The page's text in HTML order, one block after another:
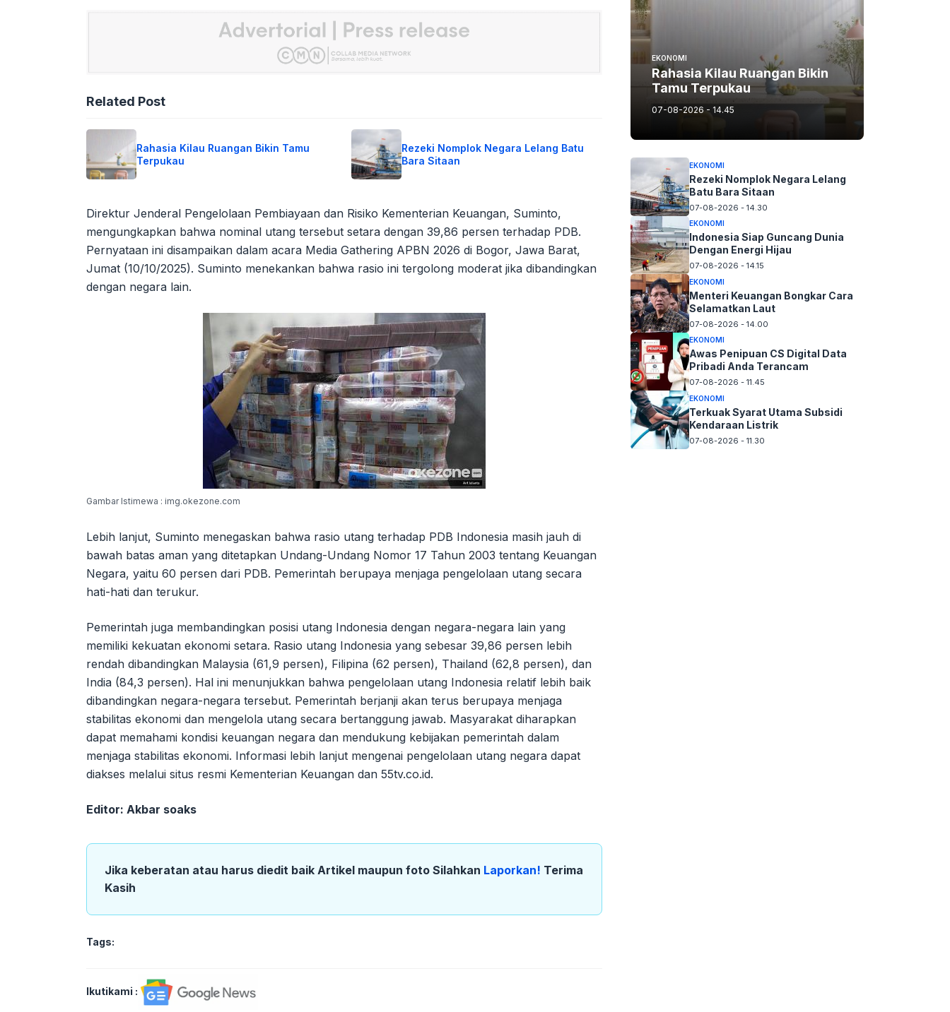
Related Post
Rahasia Kilau Ruangan Bikin Tamu
Terpukau
Rezeki Nomplok Negara Lelang Batu
Bara Sitaan
Direktur Jenderal Pengelolaan Pembiayaan dan Risiko Kementerian Keuangan, Suminto,
mengungkapkan bahwa nominal utang tersebut setara dengan 39,86 persen terhadap PDB.
Pernyataan ini disampaikan dalam acara Media Gathering APBN 2026 di Bogor, Jawa Barat,
Jumat (10/10/2025). Suminto menekankan bahwa rasio ini tergolong moderat jika dibandingkan
dengan negara lain.
Gambar Istimewa : img.okezone.com
Lebih lanjut, Suminto menegaskan bahwa rasio utang terhadap PDB Indonesia masih jauh di
bawah batas aman yang ditetapkan Undang-Undang Nomor 17 Tahun 2003 tentang Keuangan
Negara, yaitu 60 persen dari PDB. Pemerintah berupaya menjaga pengelolaan utang secara
hati-hati dan terukur.
Pemerintah juga membandingkan posisi utang Indonesia dengan negara-negara lain yang
memiliki kekuatan ekonomi setara. Rasio utang Indonesia yang sebesar 39,86 persen lebih
rendah dibandingkan Malaysia (61,9 persen), Filipina (62 persen), Thailand (62,8 persen), dan
India (84,3 persen). Hal ini menunjukkan bahwa pengelolaan utang Indonesia relatif lebih baik
dibandingkan negara-negara tersebut. Pemerintah berjanji akan terus berupaya menjaga
stabilitas ekonomi dan mengelola utang secara bertanggung jawab. Masyarakat diharapkan
dapat memahami kondisi keuangan negara dan mendukung kebijakan pemerintah dalam
menjaga stabilitas ekonomi. Informasi lebih lanjut mengenai pengelolaan utang negara dapat
diakses melalui situs resmi Kementerian Keuangan dan 55tv.co.id.
Editor: Akbar soaks
Jika keberatan atau harus diedit baik Artikel maupun foto Silahkan Laporkan! Terima
Kasih
Tags:
Ikutikami :
EKONOMI
Rahasia Kilau Ruangan Bikin
Tamu Terpukau
07-08-2026 - 14.45
EKONOMI
Rezeki Nomplok Negara Lelang
Batu Bara Sitaan
07-08-2026 - 14.30
EKONOMI
Indonesia Siap Guncang Dunia
Dengan Energi Hijau
07-08-2026 - 14.15
EKONOMI
Menteri Keuangan Bongkar Cara
Selamatkan Laut
07-08-2026 - 14.00
EKONOMI
Awas Penipuan CS Digital Data
Pribadi Anda Terancam
07-08-2026 - 11.45
EKONOMI
Terkuak Syarat Utama Subsidi
Kendaraan Listrik
07-08-2026 - 11.30